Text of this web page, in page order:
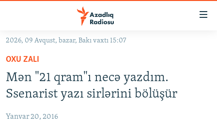
Əsas
qayıt
Əsas
naviqasiyaya
qayıt
#İZAHLA
KORRUPSIOMETR
FƏRQƏ BAX
2026, 09 Avqust, bazar, Bakı vaxtı 15:07
OXU ZALI
Mən "21 qram"ı necə yazdım.
Ssenarist yazı sirlərini bölüşür
Yanvar 20, 2016